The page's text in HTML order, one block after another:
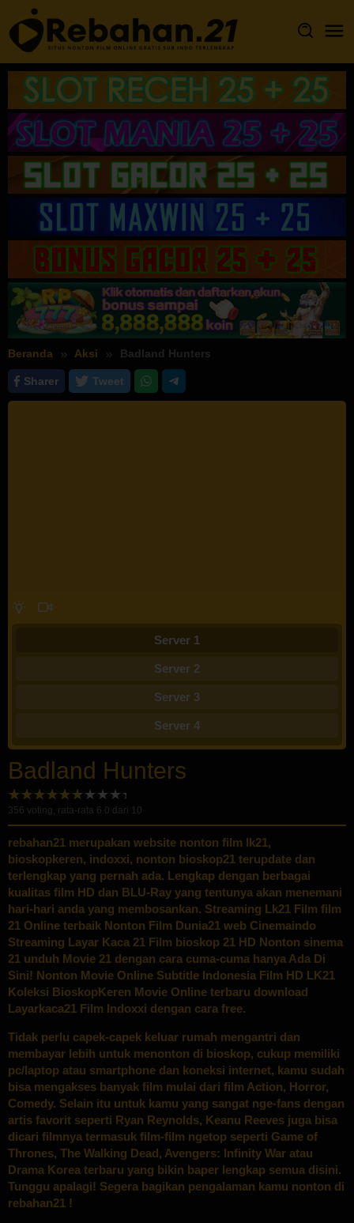
Loncat
ke
konten
Beranda Aksi Badland Hunters
Sharer Tweet
Server 1
Server 2
Server 3
Server 4
Badland Hunters
356 voting, rata-rata 6.0 dari 10
rebahan21 merupakan website nonton film lk21,
bioskopkeren, indoxxi, nonton bioskop21 terupdate dan
terlengkap yang pernah ada. Lengkap dengan berbagai
kualitas film HD dan BLU-Ray yang tentunya akan menemani
hari-hari anda yang membosankan. Streaming Lk21 Film film
21 Online terbaik Nonton Film Dunia21 web Cinemaindo
Streaming Layar Kaca 21 Film bioskop 21 HD Nonton sinema
21 unduh Movie 21 dengan cara cuma-cuma hanya Ada Di
Sini! Nonton Movie Online Subtitle Indonesia Film HD LK21
Koleksi BioskopKeren Movie Online terbaru download
Layarkaca21 Film Indoxxi dengan cara free.
Tidak perlu capek-capek keluar rumah mengantri dan
membayar lebih untuk menonton di bioskop, cukup memiliki
pc/laptop atau smartphone dan koneksi internet, kamu sudah
bisa mengakses banyak film mulai dari film Action, Horror,
Comedy. Selain itu untuk kamu yang sangat nge-fans dengan
artis favorit seperti Ryan Reynolds, Keanu Reeves juga bisa
dicari filmnya termasuk film-film ngetop seperti Game of
Thrones, The Walking Dead, Avengers: Infinity War atau
Drama Korea terbaru yang bikin baper lengkap semua disini.
Tunggu apalagi! Segera bagikan pengalaman kamu nonton di
rebahan21 !